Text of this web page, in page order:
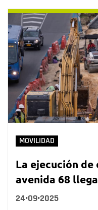
MOVILIDAD
La ejecución
avenida 68
24•09•2025